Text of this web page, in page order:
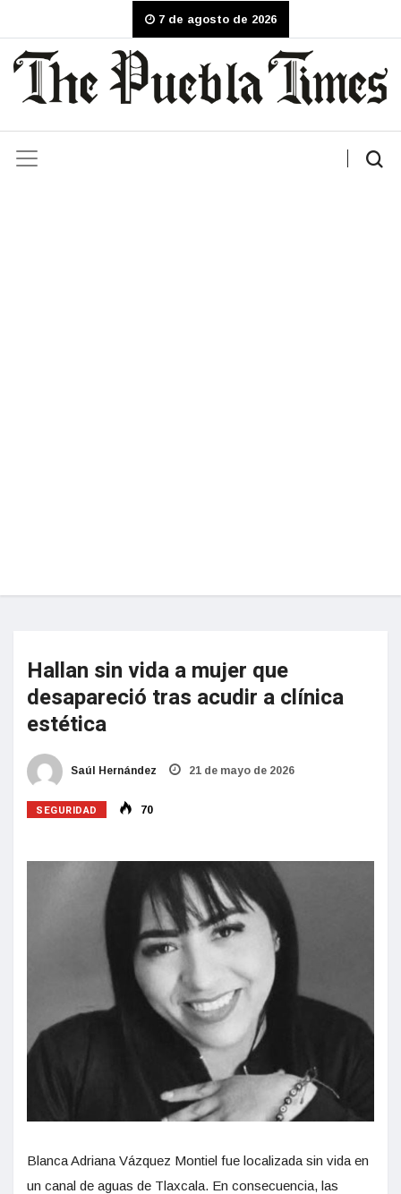
7 de agosto de 2026
Hallan sin vida a mujer que
desapareció tras acudir a clínica
estética
Saúl Hernández 21 de mayo de 2026
SEGURIDAD 70
Blanca Adriana Vázquez Montiel fue localizada sin vida en
un canal de aguas de Tlaxcala. En consecuencia, las